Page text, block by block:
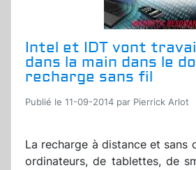
Intel et IDT vont
dans la main dans le
recharge sans fil
Publié le 11-09-2014 par Pierrick Arlot
La recharge à distance et sans
ordinateurs, de tablettes, de